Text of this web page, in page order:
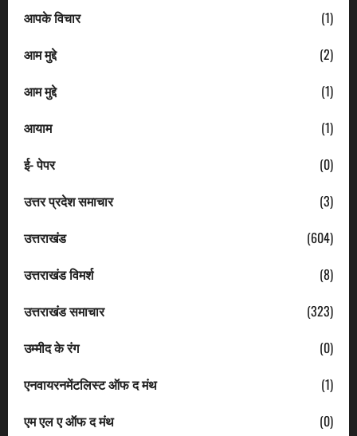
आपके विचार
(1)
आम मुद्दे
(2)
आम मुद्दे
(1)
आयाम
(1)
ई- पेपर
(0)
उत्तर प्रदेश समाचार
(3)
उत्तराखंड
(604)
उत्तराखंड विमर्श
(8)
उत्तराखंड समाचार
(323)
उम्मीद के रंग
(0)
एनवायरनमेंटलिस्ट ऑफ द मंथ
(1)
एम एल ए ऑफ द मंथ
(0)